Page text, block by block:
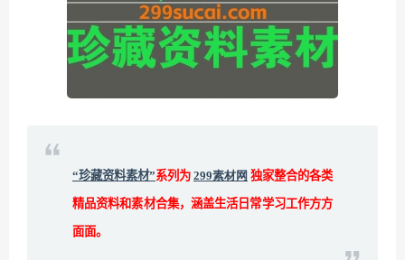
“珍藏资料素材”系列为 299素材网 独家整合的各类
精品资料和素材合集，涵盖生活日常学习工作方方
面面。